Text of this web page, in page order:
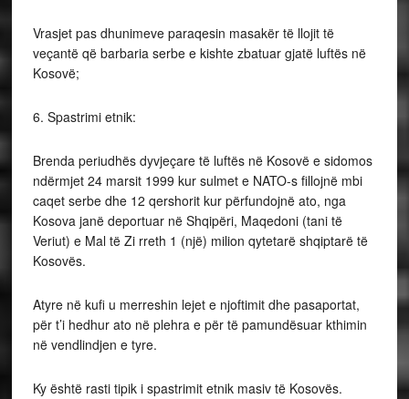
Vrasjet pas dhunimeve paraqesin masakër të llojit të
veçantë që barbaria serbe e kishte zbatuar gjatë luftës në
Kosovë;
6. Spastrimi etnik:
Brenda periudhës dyvjeçare të luftës në Kosovë e sidomos
ndërmjet 24 marsit 1999 kur sulmet e NATO-s fillojnë mbi
caqet serbe dhe 12 qershorit kur përfundojnë ato, nga
Kosova janë deportuar në Shqipëri, Maqedoni (tani të
Veriut) e Mal të Zi rreth 1 (një) milion qytetarë shqiptarë të
Kosovës.
Atyre në kufi u merreshin lejet e njoftimit dhe pasaportat,
për t’i hedhur ato në plehra e për të pamundësuar kthimin
në vendlindjen e tyre.
Ky është rasti tipik i spastrimit etnik masiv të Kosovës.